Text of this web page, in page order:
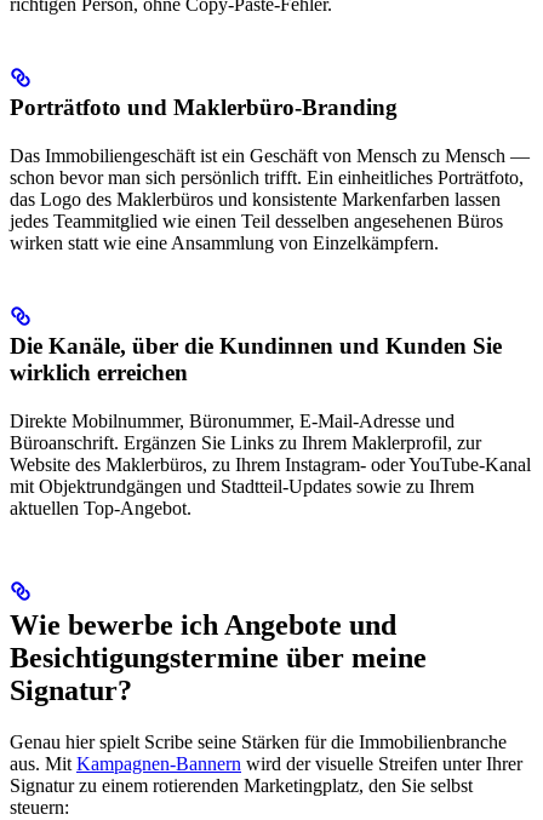
richtigen Person, ohne Copy-Paste-Fehler.
Porträtfoto und Maklerbüro-Branding
Das Immobiliengeschäft ist ein Geschäft von Mensch zu Mensch —
schon bevor man sich persönlich trifft. Ein einheitliches Porträtfoto,
das Logo des Maklerbüros und konsistente Markenfarben lassen
jedes Teammitglied wie einen Teil desselben angesehenen Büros
wirken statt wie eine Ansammlung von Einzelkämpfern.
Die Kanäle, über die Kundinnen und Kunden Sie
wirklich erreichen
Direkte Mobilnummer, Büronummer, E-Mail-Adresse und
Büroanschrift. Ergänzen Sie Links zu Ihrem Maklerprofil, zur
Website des Maklerbüros, zu Ihrem Instagram- oder YouTube-Kanal
mit Objektrundgängen und Stadtteil-Updates sowie zu Ihrem
aktuellen Top-Angebot.
Wie bewerbe ich Angebote und
Besichtigungstermine über meine
Signatur?
Genau hier spielt Scribe seine Stärken für die Immobilienbranche
aus. MitKampagnen-Bannern wird der visuelle Streifen unter Ihrer
Signatur zu einem rotierenden Marketingplatz, den Sie selbst
steuern: